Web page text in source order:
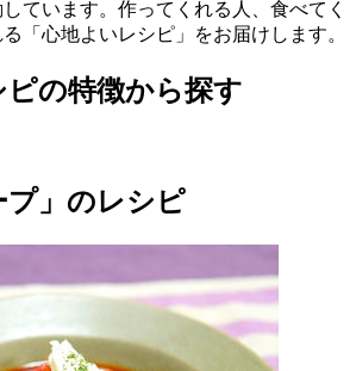
ています。作ってくれる人、食べてく
「心地よいレシピ」をお届けします。
ピの特徴から探す
プ」のレシピ